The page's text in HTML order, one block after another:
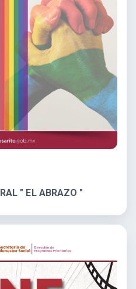
" EL ABRAZO "